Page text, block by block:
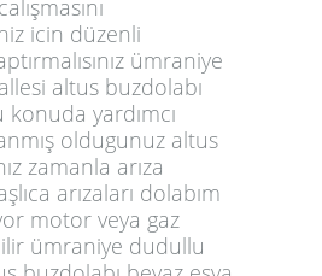
icin düzenli
ümraniye
altus buzdolabı
konuda yardımcı
oldugunuz altus
zamanla arıza
arızaları dolabım
motor veya gaz
ümraniye dudullu